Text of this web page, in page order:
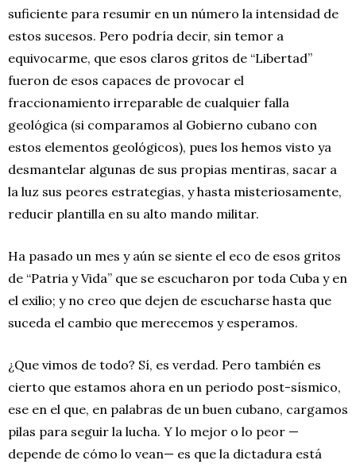
suficiente para resumir en un número la intensidad de
estos sucesos. Pero podría decir, sin temor a
equivocarme, que esos claros gritos de “Libertad”
fueron de esos capaces de provocar el
fraccionamiento irreparable de cualquier falla
geológica (si comparamos al Gobierno cubano con
estos elementos geológicos), pues los hemos visto ya
desmantelar algunas de sus propias mentiras, sacar a
la luz sus peores estrategias, y hasta misteriosamente,
reducir plantilla en su alto mando militar.
Ha pasado un mes y aún se siente el eco de esos gritos
de “Patria y Vida” que se escucharon por toda Cuba y en
el exilio; y no creo que dejen de escucharse hasta que
suceda el cambio que merecemos y esperamos.
¿Que vimos de todo? Sí, es verdad. Pero también es
cierto que estamos ahora en un periodo post-sísmico,
ese en el que, en palabras de un buen cubano, cargamos
pilas para seguir la lucha. Y lo mejor o lo peor —
depende de cómo lo vean— es que la dictadura está